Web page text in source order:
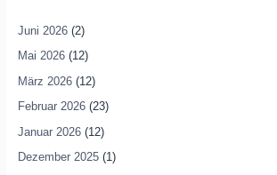
Juni 2026(2)
Mai 2026(12)
März 2026(12)
Februar 2026(23)
Januar 2026(12)
Dezember 2025(1)